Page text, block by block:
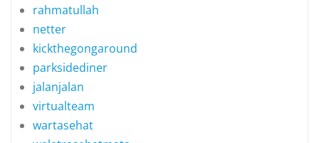
rahmatullah
netter
kickthegongaround
parksidediner
jalanjalan
virtualteam
wartasehat